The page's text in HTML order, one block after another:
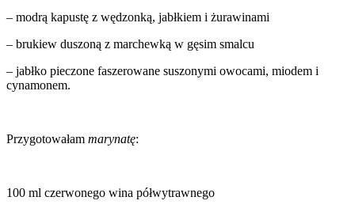
– modrą kapustę z wędzonką, jabłkiem i żurawinami
– brukiew duszoną z marchewką w gęsim smalcu
– jabłko pieczone faszerowane suszonymi owocami, miodem i
cynamonem.
Przygotowałam marynatę:
100 ml czerwonego wina półwytrawnego